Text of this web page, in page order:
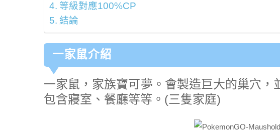
等級對應100%CP
結論
一家鼠介紹
一家鼠，家族寶可夢。會製造巨大的巢穴，
包含寢室、餐廳等等。(三隻家庭)